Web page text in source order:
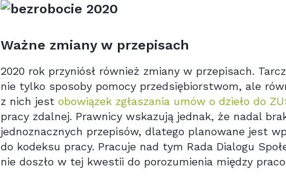
Ważne zmiany w przepisach
2020 rok przyniósł również zmiany w przepisach.
nie tylko sposoby pomocy przedsiębiorstwom, ale
z nich jest obowiązek zgłaszania umów o dzieło do
pracy zdalnej. Prawnicy wskazują jednak, że nadal
jednoznacznych przepisów, dlatego planowane jest
do kodeksu pracy. Pracuje nad tym Rada Dialogu
nie doszło w tej kwestii do porozumienia między